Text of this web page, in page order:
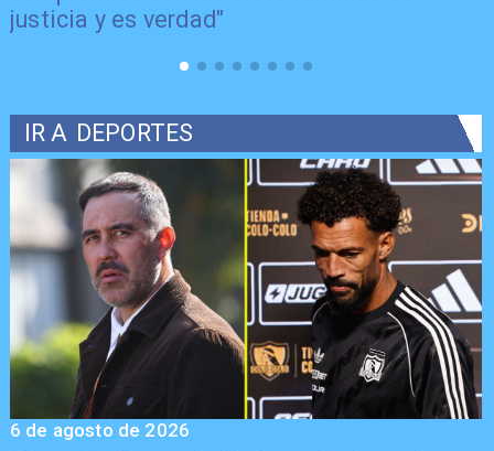
justicia y es verdad"
IR A DEPORTES
6 de agosto de 2026